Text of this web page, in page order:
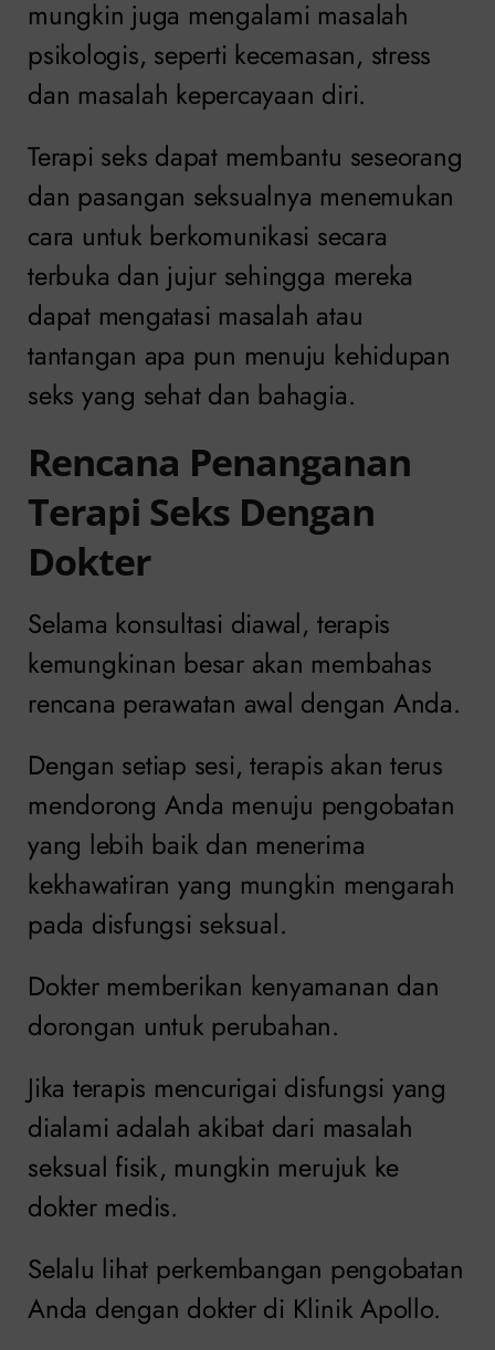
mungkin juga mengalami masalah
psikologis, seperti kecemasan, stress
dan masalah kepercayaan diri.
Terapi seks dapat membantu seseorang
dan pasangan seksualnya menemukan
cara untuk berkomunikasi secara
terbuka dan jujur sehingga mereka
dapat mengatasi masalah atau
tantangan apa pun menuju kehidupan
seks yang sehat dan bahagia.
Rencana Penanganan
Terapi Seks Dengan
Dokter
Selama konsultasi diawal, terapis
kemungkinan besar akan membahas
rencana perawatan awal dengan Anda.
Dengan setiap sesi, terapis akan terus
mendorong Anda menuju pengobatan
yang lebih baik dan menerima
kekhawatiran yang mungkin mengarah
pada disfungsi seksual.
Dokter memberikan kenyamanan dan
dorongan untuk perubahan.
Jika terapis mencurigai disfungsi yang
dialami adalah akibat dari masalah
seksual fisik, mungkin merujuk ke
dokter medis.
Selalu lihat perkembangan pengobatan
Anda dengan dokter di Klinik Apollo.